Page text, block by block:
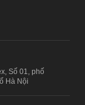
Số 01, phố
Hà Nội